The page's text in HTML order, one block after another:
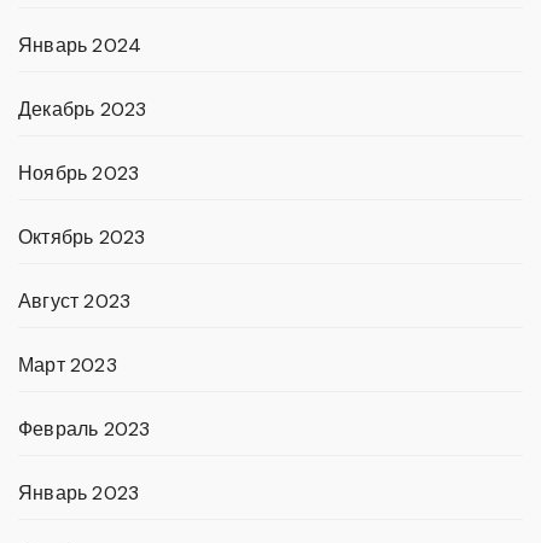
Январь 2024
Декабрь 2023
Ноябрь 2023
Октябрь 2023
Август 2023
Март 2023
Февраль 2023
Январь 2023